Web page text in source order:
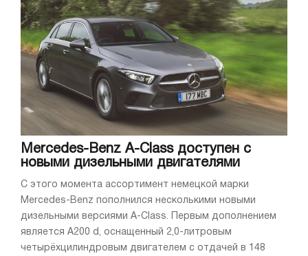
Mercedes-Benz A-Class доступен с
новыми дизельными двигателями
С этого момента ассортимент немецкой марки
Mercedes-Benz пополнился несколькими новыми
дизельными версиями A-Class. Первым дополнением
является A200 d, оснащенный 2,0-литровым
четырёхцилиндровым двигателем с отдачей в 148